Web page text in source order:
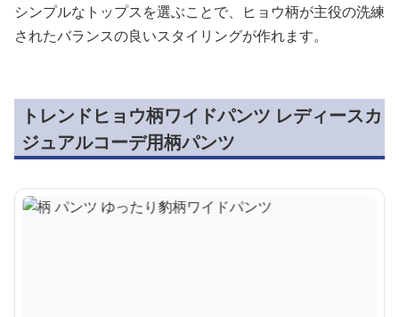
シンプルなトップスを選ぶことで、ヒョウ柄が主役の洗練
されたバランスの良いスタイリングが作れます。
トレンドヒョウ柄ワイドパンツ レディースカ
ジュアルコーデ用柄パンツ